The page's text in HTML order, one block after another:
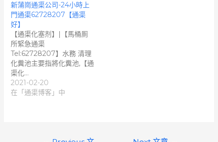
新蒲崗通渠公司-24小時上
門通渠62728207【通渠
好】
【通渠化塞剂】|【馬桶厠
所緊急通渠
Tel:62728207】水務 清理
化糞池主要指將化糞池,【通
渠化…
2021-02-20
在「通渠博客」中